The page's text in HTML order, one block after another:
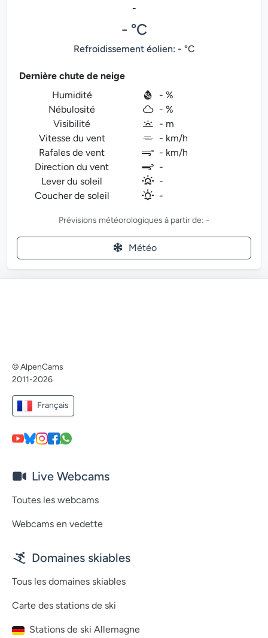
-
- °C
Refroidissement éolien: - °C
Dernière chute de neige
Humidité
- %
Nébulosité
- %
Visibilité
- m
Vitesse du vent
- km/h
Rafales de vent
- km/h
Direction du vent
-
Lever du soleil
-
Coucher de soleil
-
Prévisions météorologiques à partir de: -
Météo
© AlpenCams
2011-2026
Français
Live Webcams
Toutes les webcams
Webcams en vedette
Domaines skiables
Tous les domaines skiables
Carte des stations de ski
Stations de ski Allemagne